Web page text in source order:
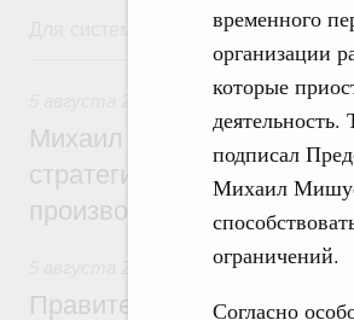
временного
организации
которые
деятельность.
подписал
Михаил
ограничений.
Согласно
Для системного поиска
5
Вопросы
Михаил Мишустин дал
стратегической сессии,
производительности труда
Национальный
Правительство